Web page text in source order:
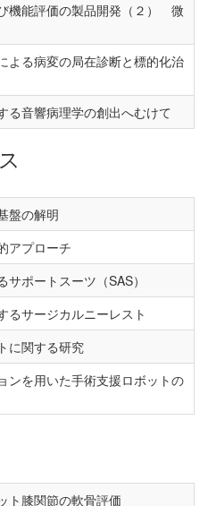
機能評価の製品開発（２） 微
よる病変の局在診断と標的化治
る音響病理学の創出へむけて
盤の解明
アプローチ
ポートスーツ（SAS）
るサージカルニーレスト
に関する研究
ンを用いた手術支援ロボットの
ト膝関節の軟骨評価